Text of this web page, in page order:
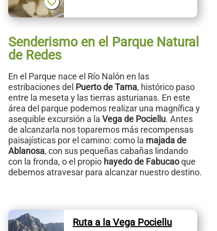
Senderismo en el Parque Natural
de Redes
En el Parque nace el Río Nalón en las
estribaciones del Puerto de Tarna, histórico paso
entre la meseta y las tierras asturianas. En este
área del parque podemos realizar una magnífica y
asequible excursión a la Vega de Pociellu. Antes
de alcanzarla nos toparemos más recompensas
paisajísticas por el camino: como la majada de
Ablanosa, con sus pequeñas cabañas lindando
con la fronda, o el propio hayedo de Fabucaoque
debemos atravesar para alcanzar nuestro destino.
Ruta a la Vega Pociellu